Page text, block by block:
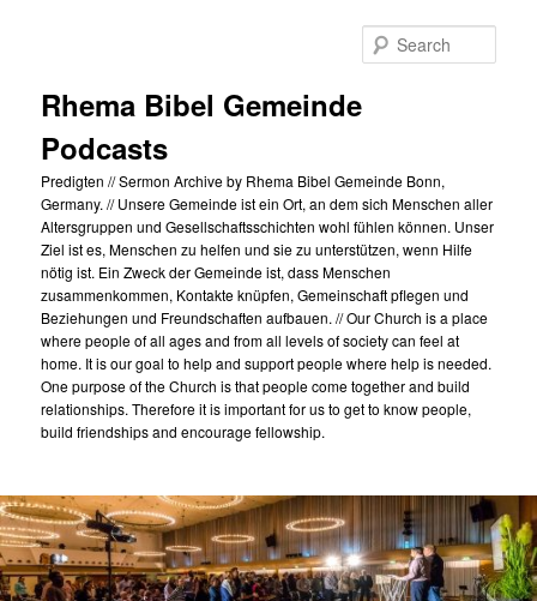
Rhema Bibel Gemeinde
Podcasts
Predigten // Sermon Archive by Rhema Bibel Gemeinde Bonn,
Germany. // Unsere Gemeinde ist ein Ort, an dem sich Menschen aller
Altersgruppen und Gesellschaftsschichten wohl fühlen können. Unser
Ziel ist es, Menschen zu helfen und sie zu unterstützen, wenn Hilfe
nötig ist. Ein Zweck der Gemeinde ist, dass Menschen
zusammenkommen, Kontakte knüpfen, Gemeinschaft pflegen und
Beziehungen und Freundschaften aufbauen. // Our Church is a place
where people of all ages and from all levels of society can feel at
home. It is our goal to help and support people where help is needed.
One purpose of the Church is that people come together and build
relationships. Therefore it is important for us to get to know people,
build friendships and encourage fellowship.